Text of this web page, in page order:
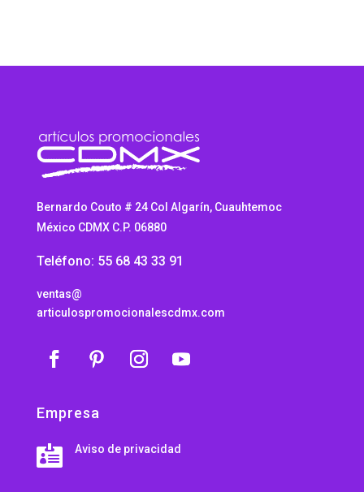
Bernardo Couto # 24 Col Algarín, Cuauhtemoc
México CDMX C.P. 06880
Teléfono: 55 68 43 33 91
ventas@
articulospromocionalescdmx.com
Empresa
 Aviso de privacidad